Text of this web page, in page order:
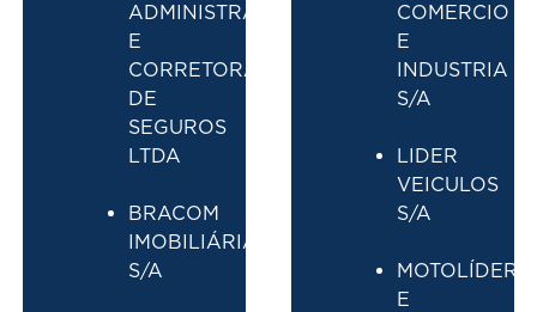
ADMINISTRADORA
E
CORRETORA
DE
SEGUROS
LTDA
BRACOM
IMOBILIÁRIA
S/A
COMERCIO
E
INDUSTRIA
S/A
LIDER
VEICULOS
S/A
MOTOLÍDER
E